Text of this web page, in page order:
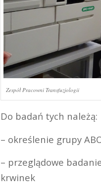
Zespół Pracowni Transfuzjologii
Do badań tych należą:
– określenie grupy
– przeglądowe
krwinek